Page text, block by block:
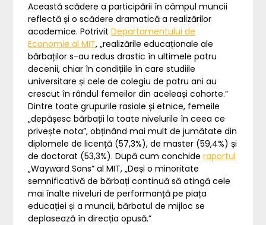
Această scădere a participării în câmpul muncii
reflectă și o scădere dramatică a realizărilor
academice. PotrivitDepartamentului de
Economie al MIT, „realizările educaționale ale
bărbaților s-au redus drastic în ultimele patru
decenii, chiar în condițiile în care studiile
universitare și cele de colegiu de patru ani au
crescut în rândul femeilor din aceleași cohorte.”
Dintre toate grupurile rasiale și etnice, femeile
„depășesc bărbații la toate nivelurile în ceea ce
privește nota”, obținând mai mult de jumătate din
diplomele de licență (57,3%), de master (59,4%) și
de doctorat (53,3%). După cum conchideraportul
„Wayward Sons” al MIT, „Deși o minoritate
semnificativă de bărbați continuă să atingă cele
mai înalte niveluri de performanță pe piața
educației și a muncii, bărbatul de mijloc se
deplasează în direcția opusă.”